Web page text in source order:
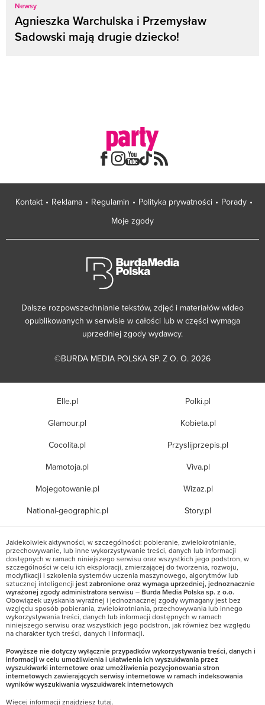
Newsy
Agnieszka Warchulska i Przemysław
Sadowski mają drugie dziecko!
Kontakt Reklama Regulamin Polityka prywatności
Porady
Moje zgody
Dalsze rozpowszechnianie tekstów, zdjęć i materiałów wideo
opublikowanych w serwisie w całości lub w części wymaga
uprzedniej zgody wydawcy.
©BURDA MEDIA POLSKA SP. Z O. O. 2026
Elle.pl
Glamour.pl
Cocolita.pl
Mamotoja.pl
Mojegotowanie.pl
National-geographic.pl
Polki.pl
Kobieta.pl
Przyslijprzepis.pl
Viva.pl
Wizaz.pl
Story.pl
Jakiekolwiek aktywności, w szczególności: pobieranie, zwielokrotnianie,
przechowywanie, lub inne wykorzystywanie treści, danych lub informacji
dostępnych w ramach niniejszego serwisu oraz wszystkich jego podstron, w
szczególności w celu ich eksploracji, zmierzającej do tworzenia, rozwoju,
modyfikacji i szkolenia systemów uczenia maszynowego, algorytmów lub
sztucznej inteligencji jest zabronione oraz wymaga uprzedniej, jednoznacznie
wyrażonej zgody administratora serwisu – Burda Media Polska sp. z o.o.
Obowiązek uzyskania wyraźnej i jednoznacznej zgody wymagany jest bez
względu sposób pobierania, zwielokrotniania, przechowywania lub innego
wykorzystywania treści, danych lub informacji dostępnych w ramach
niniejszego serwisu oraz wszystkich jego podstron, jak również bez względu
na charakter tych treści, danych i informacji.
Powyższe nie dotyczy wyłącznie przypadków wykorzystywania treści, danych i
informacji w celu umożliwienia i ułatwienia ich wyszukiwania przez
wyszukiwarki internetowe oraz umożliwienia pozycjonowania stron
internetowych zawierających serwisy internetowe w ramach indeksowania
wyników wyszukiwania wyszukiwarek internetowych
Więcej informacji znajdziesz tutaj.